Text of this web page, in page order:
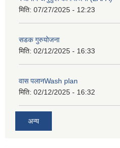
मिति: 07/27/2025 - 12:23
सडक गुरुयोजना
मिति: 02/12/2025 - 16:33
वास पलानWash plan
मिति: 02/12/2025 - 16:32
अन्य